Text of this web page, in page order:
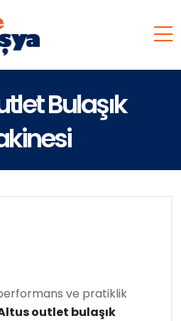
Bulaşık
ve pratiklik
outlet bulaşık